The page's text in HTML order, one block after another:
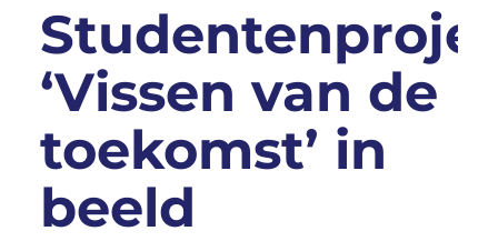
‘Vissen van de
toekomst’ in
beeld